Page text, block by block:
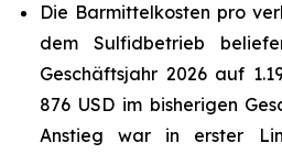
Die Barmittelkosten pro
dem Sulfidbetrieb
Geschäftsjahr 2026 auf
876 USD im bisherigen
Anstieg war in erster